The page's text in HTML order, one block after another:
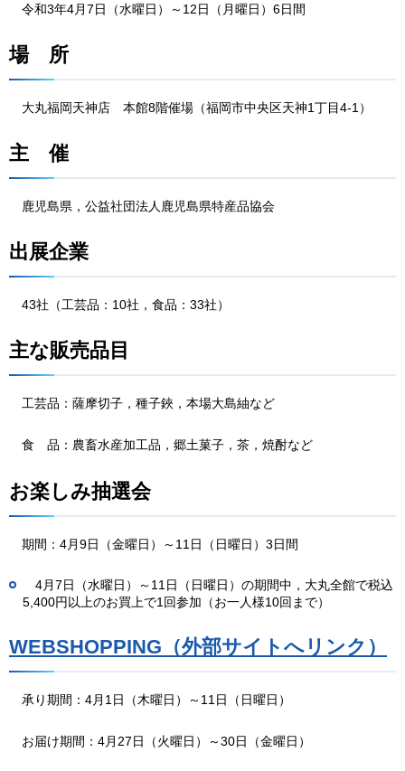
令和3年4月7日（水曜日）～12日（月曜日）6日間
場 所
大丸福岡天神店 本館8階催場（福岡市中央区天神1丁目4-1）
主 催
鹿児島県 ，公益社団法人鹿児島県特産品協会
出展企業
43社 （工芸品：10社，食品：33社）
主な販売品目
工芸品：薩摩切子，種子鋏，本場大島紬など
食 品：農畜水産加工品，郷土菓子，茶，焼酎など
お楽しみ抽選会
期間：4月9日（金曜日）～11日（日曜日）3日間
4月7日
（水曜日）～11日（日曜日）の期間中，大丸全館で税込
5,400円以上のお買上で1回参加（お一人様10回まで）
WEBSHOPPING（外部サイトへリンク）
承り期間： 4月1日（木曜日）～11日（日曜日）
お届け期間：4月27日（火曜日）～30日（金曜日）